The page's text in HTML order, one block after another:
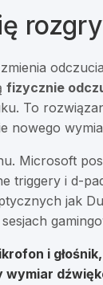
fizycznie
To
nowego
Microsoft
triggery i d-
jak
i
wymiar